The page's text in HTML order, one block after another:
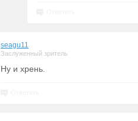
seagu11
Заслуженный зритель
Ну и хрень.